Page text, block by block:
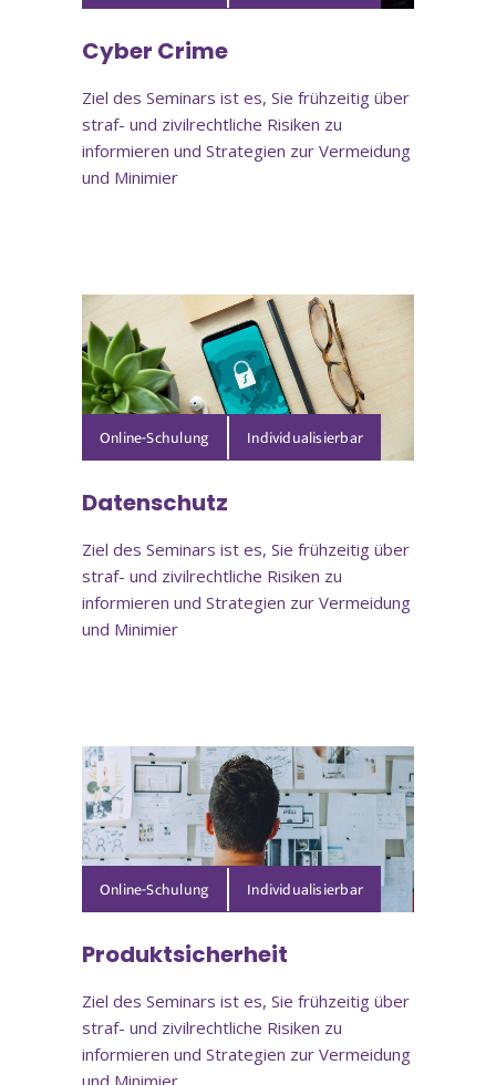
Cyber Crime
Ziel des Seminars ist es, Sie frühzeitig über
straf- und zivilrechtliche Risiken zu
informieren und Strategien zur Vermeidung
und Minimier
Online-Schulung
Datenschutz
Ziel des Seminars ist es, Sie frühzeitig über
straf- und zivilrechtliche Risiken zu
informieren und Strategien zur Vermeidung
und Minimier
Online-Schulung
Produktsicherheit
Ziel des Seminars ist es, Sie frühzeitig über
straf- und zivilrechtliche Risiken zu
informieren und Strategien zur Vermeidung
und Minimier